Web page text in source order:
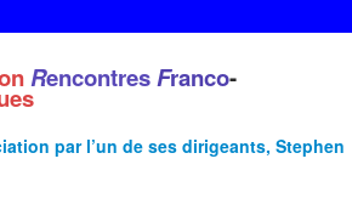
RencontresFranco-
par l’un de ses dirigeants, Stephen